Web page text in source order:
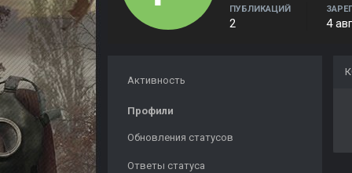
ПУБЛИКАЦИЙ
2 4
Активность
Профили
Обновления статусов
Ответы статуса